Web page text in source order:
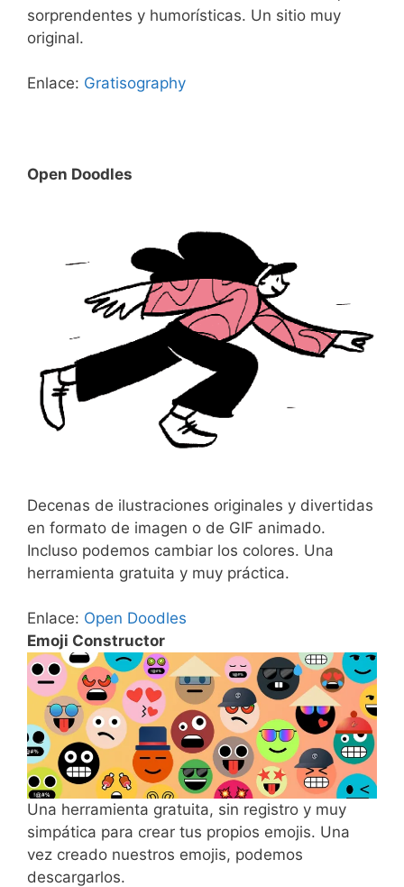
sorprendentes y humorísticas. Un sitio muy
original.
Enlace: Gratisography
Open Doodles
Decenas de ilustraciones originales y divertidas
en formato de imagen o de GIF animado.
Incluso podemos cambiar los colores. Una
herramienta gratuita y muy práctica.
Enlace: Open Doodles
Emoji Constructor
Una herramienta gratuita, sin registro y muy
simpática para crear tus propios emojis. Una
vez creado nuestros emojis, podemos
descargarlos.